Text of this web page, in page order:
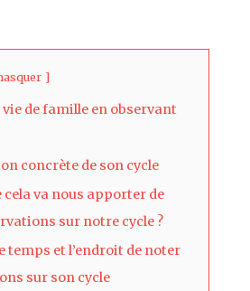
de famille en observant
concrète de son cycle
cela va nous apporter de
sur notre cycle ?
temps et l’endroit de noter
sur son cycle